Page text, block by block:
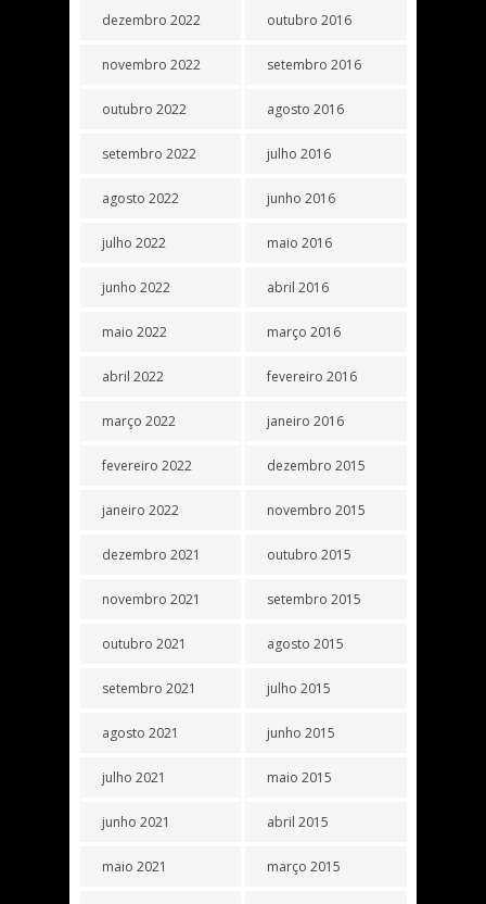
dezembro 2022
novembro 2022
outubro 2022
setembro 2022
agosto 2022
julho 2022
junho 2022
maio 2022
abril 2022
março 2022
fevereiro 2022
janeiro 2022
dezembro 2021
novembro 2021
outubro 2021
setembro 2021
agosto 2021
julho 2021
junho 2021
maio 2021
outubro 2016
setembro 2016
agosto 2016
julho 2016
junho 2016
maio 2016
abril 2016
março 2016
fevereiro 2016
janeiro 2016
dezembro 2015
novembro 2015
outubro 2015
setembro 2015
agosto 2015
julho 2015
junho 2015
maio 2015
abril 2015
março 2015